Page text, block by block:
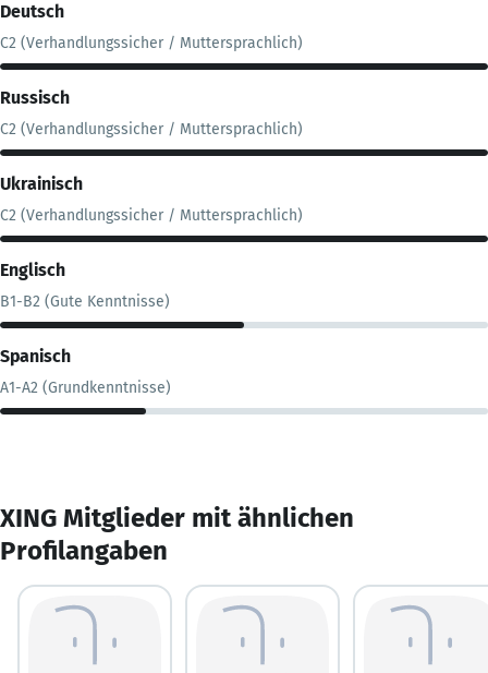
Deutsch
C2 (Verhandlungssicher / Muttersprachlich)
Russisch
C2 (Verhandlungssicher / Muttersprachlich)
Ukrainisch
C2 (Verhandlungssicher / Muttersprachlich)
Englisch
B1-B2 (Gute Kenntnisse)
Spanisch
A1-A2 (Grundkenntnisse)
XING Mitglieder mit ähnlichen
Profilangaben